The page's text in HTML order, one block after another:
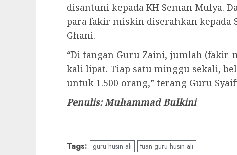
disantuni kepada KH Seman Mulya.
para fakir miskin diserahkan kepada
Ghani.
“Di tangan Guru Zaini, jumlah
kali lipat. Tiap satu minggu sekali,
untuk 1.500 orang,” terang Guru
Penulis: Muhammad Bulkini
Tags: guru husin ali tuan guru husin ali